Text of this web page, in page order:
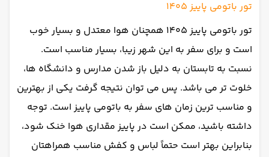
تور باتومی پاییز 1405
تور باتومی پاییز 1405 همچنان هوا معتدل و بسیار خوب
است و برای سفر به این شهر زیبا، بسیار مناسب است.
نسبت به تابستان به دلیل باز شدن مدارس و دانشگاه ها،
خلوت تر می باشد. پس می توان نتیجه گرفت یکی از بهترین
و مناسب ترین زمان های سفر به باتومی پاییز است. توجه
داشته باشید، ممکن است در پاییز مقداری هوا خنک شود،
بنابراین بهتر است حتماً لباس و کفش مناسب همراهتان